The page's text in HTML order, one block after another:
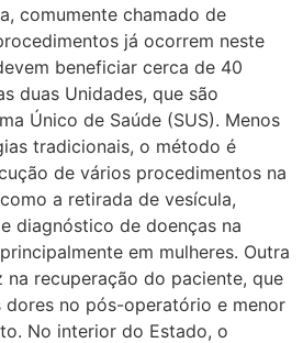
comumente chamado de
já ocorrem neste
beneficiar cerca de 40
duas Unidades, que são
Único de Saúde (SUS). Menos
tradicionais, o método é
de vários procedimentos na
a retirada de vesícula,
diagnóstico de doenças na
em mulheres. Outra
na recuperação do paciente, que
dores no pós-operatório e menor
No interior do Estado, o